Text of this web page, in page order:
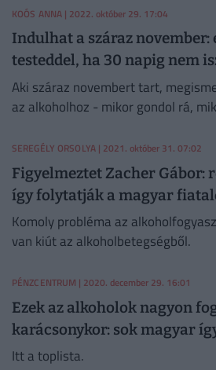
mellé.
KOÓS ANNA | 2022. október 29. 17:04
Indulhat a száraz november:
testeddel, ha 30 napig nem
Aki száraz novembert tart,
az alkoholhoz - mikor gondol rá,
SEREGÉLY ORSOLYA| 2021. október 31. 07:02
Figyelmeztet Zacher Gábor:
így folytatják a magyar
Komoly probléma az
van kiút az alkoholbetegségből.
PÉNZCENTRUM | 2020. december 29. 16:01
Ezek az alkoholok nagyon
karácsonykor: sok magyar
Itt a toplista.